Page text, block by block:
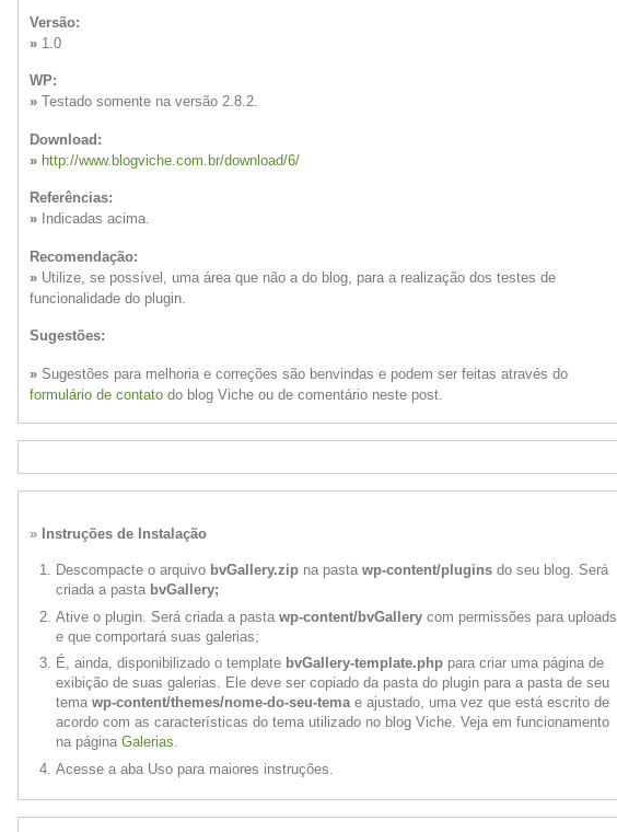
Versão:
» 1.0
WP:
» Testado somente na versão 2.8.2.
Download:
» http://www.blogviche.com.br/download/6/
Referências:
» Indicadas acima.
Recomendação:
» Utilize, se possível, uma área que não a do blog, para a realização dos testes de
funcionalidade do plugin.
Sugestões:
» Sugestões para melhoria e correções são benvindas e podem ser feitas através do
formulário de contato do blog Viche ou de comentário neste post.
» Instruções de Instalação
Descompacte o arquivo bvGallery.zip na pasta wp-content/plugins do seu blog. Será
criada a pasta bvGallery;
Ative o plugin. Será criada a pasta wp-content/bvGallery com permissões para uploads
e que comportará suas galerias;
É, ainda, disponibilizado o template bvGallery-template.php para criar uma página de
exibição de suas galerias. Ele deve ser copiado da pasta do plugin para a pasta de seu
tema wp-content/themes/nome-do-seu-temae ajustado, uma vez que está escrito de
acordo com as características do tema utilizado no blog Viche. Veja em funcionamento
na página Galerias.
Acesse a aba Uso para maiores instruções.